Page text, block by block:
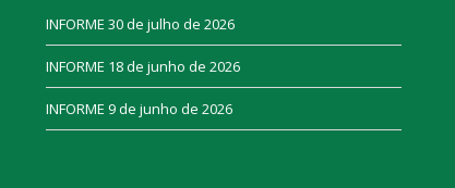
INFORME 30 de julho de 2026
INFORME 18 de junho de 2026
INFORME 9 de junho de 2026